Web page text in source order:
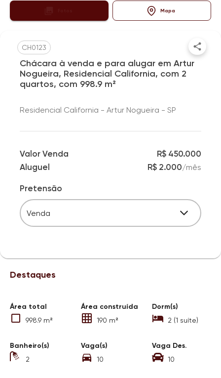
Mapa
CH0123
Chácara à venda e para alugar em Artur
Nogueira, Residencial California, com 2
quartos, com 998.9 m²
Residencial California - Artur Nogueira - SP
Valor Venda
R$ 450.000
Aluguel
R$ 2.000/mês
Pretensão
Venda
Destaques
Área total
998.9 m²
Área construída
190 m²
Dorm(s)
2 (1 suíte)
Banheiro(s)
2
Vaga(s)
10
Vaga Des.
10